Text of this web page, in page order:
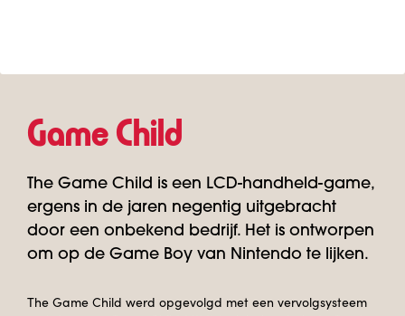
Game Child
The Game Child is een LCD-handheld-game,
ergens in de jaren negentig uitgebracht
door een onbekend bedrijf. Het is ontworpen
om op de Game Boy van Nintendo te lijken.
The Game Child werd opgevolgd met een vervolgsysteem